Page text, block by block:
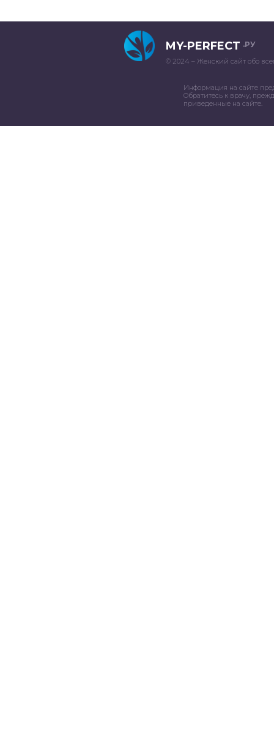
MY-PERFECT .РУ
© 2024 – Женский сайт обо
Информация на сайте
Обратитесь к врачу,
приведенные на сайте.